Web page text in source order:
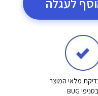
מלאי המוצר
בסניפי BUG